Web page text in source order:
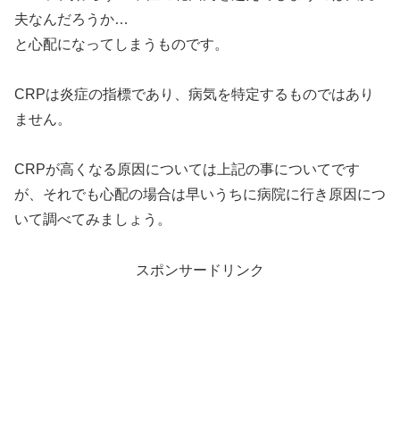
夫なんだろうか…
と心配になってしまうものです。
CRPは炎症の指標であり、病気を特定するものではあり
ません。
CRPが高くなる原因については上記の事についてです
が、それでも心配の場合は早いうちに病院に行き原因につ
いて調べてみましょう。
スポンサードリンク